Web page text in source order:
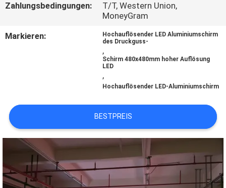
TRETEN
SIE
NACHRICHTEN
FORDERN
SIE EIN
Zahlungsbedingungen:
T/T, Western Union,
MoneyGram
Markieren:
Hochauflösender LED Aluminiumschirm
des Druckguss-
,
Schirm 480x480mm hoher Auflösung
LED
,
Hochauflösender LED-Aluminiumschirm
BESTPREIS